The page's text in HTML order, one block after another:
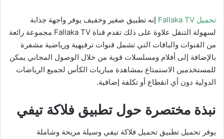
تحميل Fallaka TV
إنه تطبيق صغير وخفيف يوفر واجهة جذابة
لسهولة التنقل علاوة على ذلك تقدم قناة Fallaka TV مجموعة رائعة
من القنوات والباقات التي تشمل قنوات ترفيهية ورياضية مشفرة
بالإضافة إلى أفلام ومسلسلات قوية من خلال الوصول المجاني يمكن
للمستخدمين الاستمتاع بمشاهدة مباريات الكأس لجميع الرياضات
الدولية دون أي انقطاع أو تكلفة إضافية.
نبذة مختصرة حول تطبيق فلاكة تيفي
يوفر تحميل تطبيق تحميل فلاكة تيفي وسيلة مريحة وشاملة